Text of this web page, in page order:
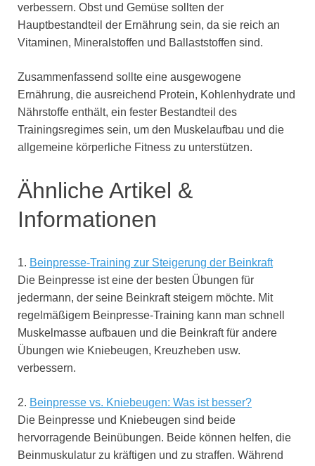
verbessern. Obst und Gemüse sollten der
Hauptbestandteil der Ernährung sein, da sie reich an
Vitaminen, Mineralstoffen und Ballaststoffen sind.
Zusammenfassend sollte eine ausgewogene
Ernährung, die ausreichend Protein, Kohlenhydrate und
Nährstoffe enthält, ein fester Bestandteil des
Trainingsregimes sein, um den Muskelaufbau und die
allgemeine körperliche Fitness zu unterstützen.
Ähnliche Artikel &
Informationen
1. Beinpresse-Training zur Steigerung der Beinkraft
Die Beinpresse ist eine der besten Übungen für
jedermann, der seine Beinkraft steigern möchte. Mit
regelmäßigem Beinpresse-Training kann man schnell
Muskelmasse aufbauen und die Beinkraft für andere
Übungen wie Kniebeugen, Kreuzheben usw.
verbessern.
2. Beinpresse vs. Kniebeugen: Was ist besser?
Die Beinpresse und Kniebeugen sind beide
hervorragende Beinübungen. Beide können helfen, die
Beinmuskulatur zu kräftigen und zu straffen. Während